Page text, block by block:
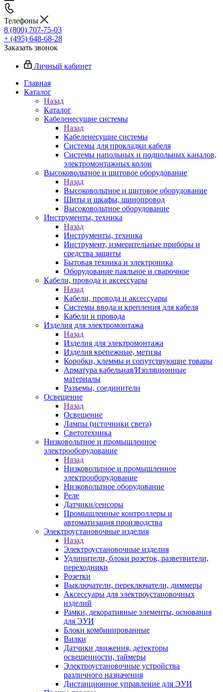
Телефоны
8 (800) 707-75-03
+ (495) 648-68-28
Заказать звонок
Личный кабинет
Главная
Каталог
Назад
Каталог
Кабеленесущие системы
Назад
Кабеленесущие системы
Системы для прокладки кабеля
Системы напольных и подпольных каналов,
электромонтажных колон
Высоковольтное и щитовое оборудование
Назад
Высоковольтное и щитовое оборудование
Щиты и шкафы, шинопровод
Высоковольтное оборудование
Инструменты, техника
Назад
Инструменты, техника
Инструмент, измерительные приборы и
средства защиты
Бытовая техника и электроника
Оборудование паяльное и сварочное
Кабели, провода и аксессуары
Назад
Кабели, провода и аксессуары
Системы ввода и крепления для кабеля
Кабели и провода
Изделия для электромонтажа
Назад
Изделия для электромонтажа
Изделия крепежные, метизы
Коробки, клеммы и сопутствующие товары
Арматура кабельная/Изоляционные
материалы
Разъемы, соединители
Освещение
Назад
Освещение
Лампы (источники света)
Светотехника
Низковольтное и промышленное
электрооборудование
Назад
Низковольтное и промышленное
электрооборудование
Низковольтное оборудование
Реле
Датчики/сенсоры
Промышленные контроллеры и
автоматизация производства
Электроустановочные изделия
Назад
Электроустановочные изделия
Удлинители, блоки розеток, разветвители,
переходники
Розетки
Выключатели, переключатели, диммеры
Аксессуары для электроустановочных
изделий
Рамки, декоративные элементы, основания
для ЭУИ
Блоки комбинированные
Вилки
Датчики движения, детекторы
освещенности, таймеры
Электроустановочные устройства
различного назначения
Дистанционное управление для ЭУИ